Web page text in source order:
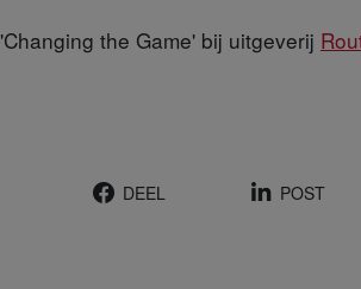
'Changing the Game' bij uitgeverij
DEEL POST